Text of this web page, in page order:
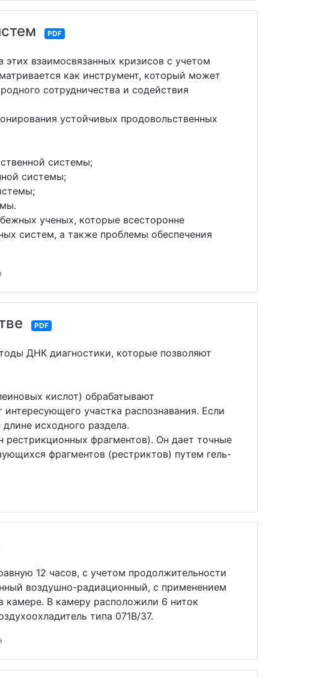
PDF
взаимосвязанных кризисов с учетом
как инструмент, который может
сотрудничества и содействия
устойчивых продовольственных
системы;
системы;
ученых, которые всесторонне
систем, а также проблемы обеспечения
PDF
ДНК диагностики, которые позволяют
кислот) обрабатывают
участка распознавания. Если
исходного раздела.
фрагментов). Он дает точные
фрагментов (рестриктов) путем гель-
12 часов, с учетом продолжительности
воздушно-радиационный, с применением
камере. В камеру расположили 6 ниток
типа 071В/37.